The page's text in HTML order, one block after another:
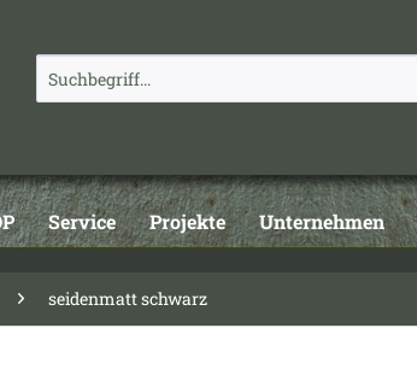
Service Projekte Unternehmen
seidenmatt schwarz